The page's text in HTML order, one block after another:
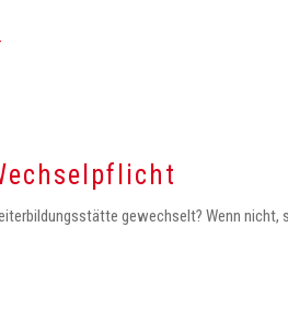
gewechselt? Wenn